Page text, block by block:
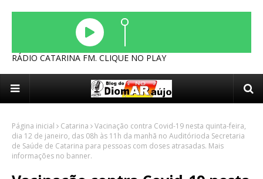
RÁDIO CATARINA FM. CLIQUE NO PLAY
Página inicial Catarina
Vacinação contra Covid-19 nesta quinta-feira,
dia 12 de janeiro, das 08h às 11h da manhã no Auditórioda Secretaria
de Saúde de Catarina para pessoas com doses atrasadas. Mais
informações no banner.